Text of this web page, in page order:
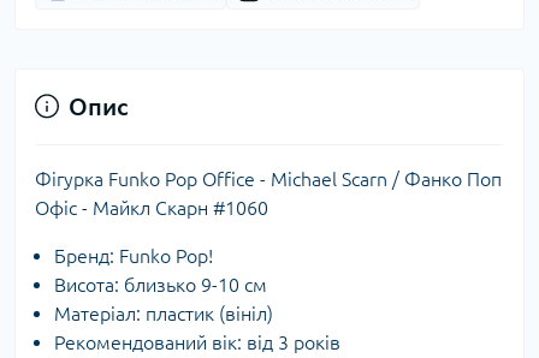
Опис
Фігурка Funko Pop Office - Michael Scarn / Фанко Поп
Офіс - Майкл Скарн #1060
Бренд: Funko Pop!
Висота: близько 9-10 см
Матеріал: пластик (вініл)
Рекомендований вік: від 3 років